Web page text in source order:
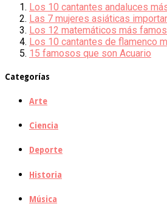
Los 10 cantantes andaluces
Las 7 mujeres asiáticas
Los 12 matemáticos más
Los 10 cantantes de flamenco
15 famosos que son Acuario
Categorías
Arte
Ciencia
Deporte
Historia
Música